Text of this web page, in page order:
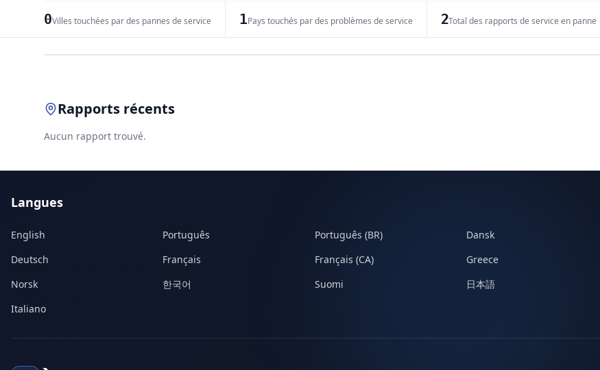
0Villes touchées par des pannes de service 1Pays touchés par des problèmes de service 2Total des rapports de service en panne
Rapports récents
Aucun rapport trouvé.
Langues
English Português Português (BR) Dansk
Deutsch
Français Français (CA) Greece
Norsk
한국어 Suomi 日本語
Italiano